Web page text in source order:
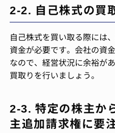
2-2. 自己株式の買
自己株式を買い取る際には
資金が必要です。会社の資
なので、経営状況に余裕が
買取りを行いましょう。
2-3. 特定の株主か
主追加請求権に要